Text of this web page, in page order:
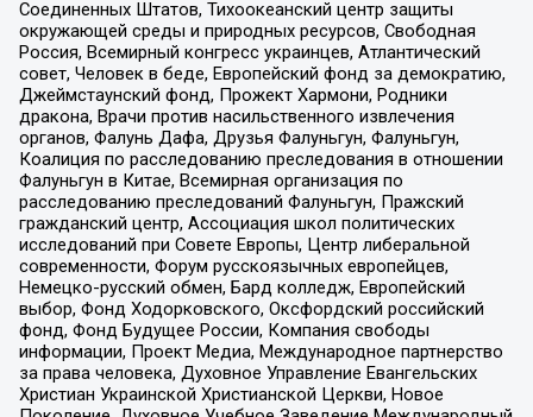
Соединенных Штатов, Тихоокеанский центр защиты
окружающей среды и природных ресурсов, Свободная
Россия, Всемирный конгресс украинцев, Атлантический
совет, Человек в беде, Европейский фонд за демократию,
Джеймстаунский фонд, Прожект Хармони, Родники
дракона, Врачи против насильственного извлечения
органов, Фалунь Дафа, Друзья Фалуньгун, Фалуньгун,
Коалиция по расследованию преследования в отношении
Фалуньгун в Китае, Всемирная организация по
расследованию преследований Фалуньгун, Пражский
гражданский центр, Ассоциация школ политических
исследований при Совете Европы, Центр либеральной
современности, Форум русскоязычных европейцев,
Немецко-русский обмен, Бард колледж, Европейский
выбор, Фонд Ходорковского, Оксфордский российский
фонд, Фонд Будущее России, Компания свободы
информации, Проект Медиа, Международное партнерство
за права человека, Духовное Управление Евангельских
Христиан Украинской Христианской Церкви, Новое